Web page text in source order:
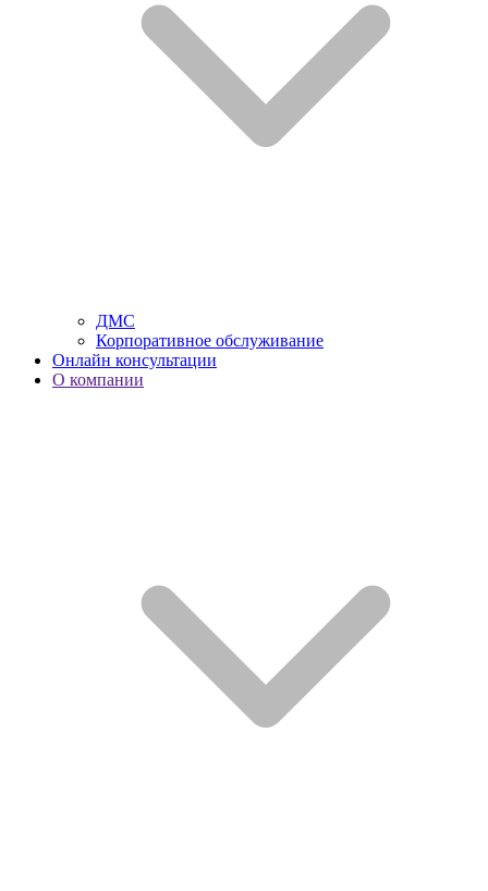
ДМС
Корпоративное обслуживание
Онлайн консультации
О компании